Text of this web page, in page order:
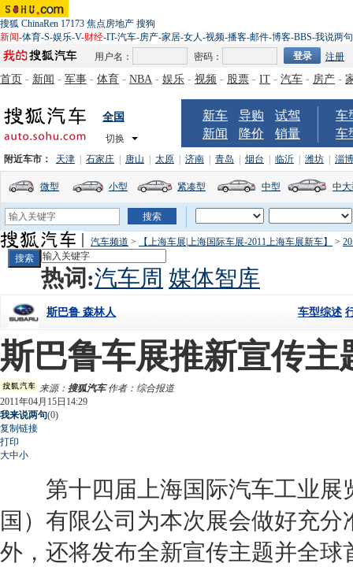
搜狐 ChinaRen 17173 焦点房地产 搜狗
新闻-体育-S-娱乐-V-财经-IT-汽车-房产-家居-女人-视频-播客-邮件-博客-BBS-我说两句
用户名：
密码： 注册
首页 - 新闻 - 军事 - 体育 - NBA - 娱乐 - 视频 - 股票 - IT - 汽车 - 房产 -
全国
切换
新车 导购
试驾
新闻
降价 销量
车
车
附近车市： 天津 石家庄 唐山 太原 济南 青岛 烟台 临沂 潍坊 淄博
微型 小型 紧凑型 中型 中
汽车频道 > 【上海车展|上海国际车展-2011上海车展新车】 >
热词:汽车周 媒体智库
车型综述
斯巴鲁 森林人
斯巴鲁车展推新宣传主
来源： 搜狐汽车作者：综合报道
2011年04月15日14:29
我来说两句(0)
复制链接
打印
大中小
第十四届上海国际汽车工业展
国）有限公司为本次展会做好充
外，还将发布全新宣传主题并全球